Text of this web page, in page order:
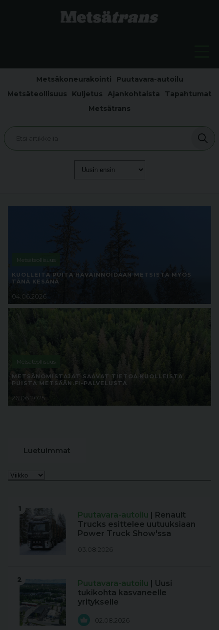
Metsäkoneurakointi
Puutavara-autoilu
Metsäteollisuus
Kuljetus Ajankohtaista
Tapahtumat
Metsätrans
Metsäteollisuus
KUOLLEITA PUITA HAVAINNOIDAAN METSISTÄ MYÖS
TÄNÄ KESÄNÄ
04.06.2026
Metsäteollisuus
METSÄNOMISTAJAT SAAVAT TIETOA KUOLLEISTA
PUISTA METSÄÄN.FI-PALVELUSTA
26.06.2025
Luetuimmat
1
Puutavara-autoilu | Renault
Trucks esittelee uutuuksiaan
Power Truck Show'ssa
03.08.2026
2 Puutavara-autoilu | Uusi
tukikohta kasvaneelle
yritykselle
02.08.2026